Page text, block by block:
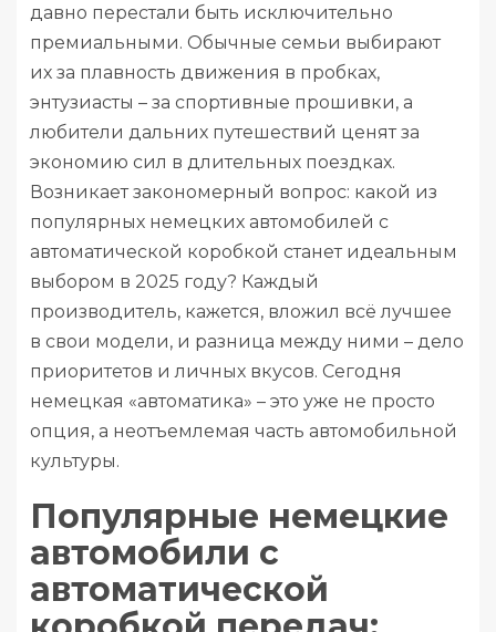
давно перестали быть исключительно
премиальными. Обычные семьи выбирают
их за плавность движения в пробках,
энтузиасты – за спортивные прошивки, а
любители дальних путешествий ценят за
экономию сил в длительных поездках.
Возникает закономерный вопрос: какой из
популярных немецких автомобилей с
автоматической коробкой станет идеальным
выбором в 2025 году? Каждый
производитель, кажется, вложил всё лучшее
в свои модели, и разница между ними – дело
приоритетов и личных вкусов. Сегодня
немецкая «автоматика» – это уже не просто
опция, а неотъемлемая часть автомобильной
культуры.
Популярные немецкие
автомобили с
автоматической